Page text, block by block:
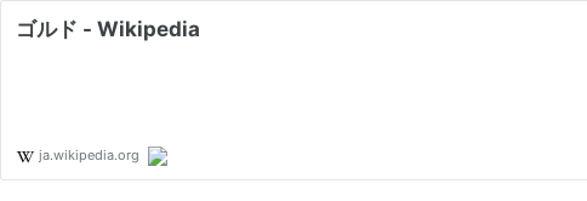
ゴルド - Wikipedia
ja.wikipedia.org